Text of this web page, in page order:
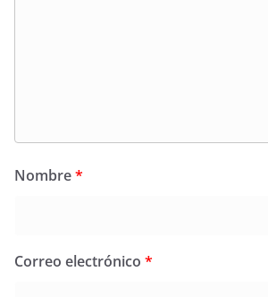
Nombre*
Correo electrónico *